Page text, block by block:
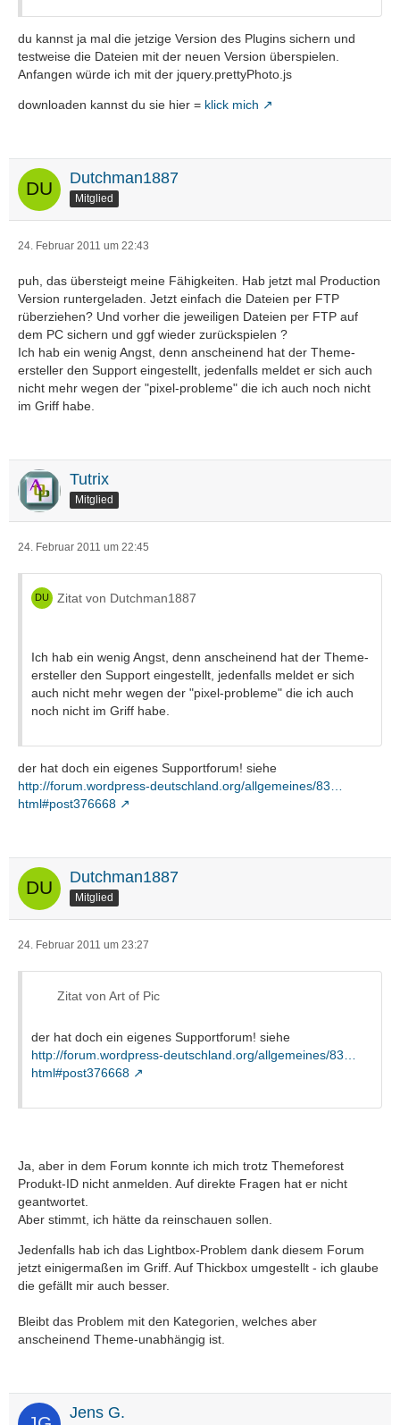
du kannst ja mal die jetzige Version des Plugins sichern und
testweise die Dateien mit der neuen Version überspielen.
Anfangen würde ich mit der jquery.prettyPhoto.js
downloaden kannst du sie hier = klick mich
Dutchman1887
Mitglied
24. Februar 2011 um 22:43
puh, das übersteigt meine Fähigkeiten. Hab jetzt mal Production
Version runtergeladen. Jetzt einfach die Dateien per FTP
rüberziehen? Und vorher die jeweiligen Dateien per FTP auf
dem PC sichern und ggf wieder zurückspielen ?
Ich hab ein wenig Angst, denn anscheinend hat der Theme-
ersteller den Support eingestellt, jedenfalls meldet er sich auch
nicht mehr wegen der "pixel-probleme" die ich auch noch nicht
im Griff habe.
Tutrix
Mitglied
24. Februar 2011 um 22:45
Zitat von Dutchman1887
Ich hab ein wenig Angst, denn anscheinend hat der Theme-
ersteller den Support eingestellt, jedenfalls meldet er sich
auch nicht mehr wegen der "pixel-probleme" die ich auch
noch nicht im Griff habe.
der hat doch ein eigenes Supportforum! siehe
http://forum.wordpress-deutschland.org/allgemeines/83…
html#post376668
Dutchman1887
Mitglied
24. Februar 2011 um 23:27
Zitat von Art of Pic
der hat doch ein eigenes Supportforum! siehe
http://forum.wordpress-deutschland.org/allgemeines/83…
html#post376668
Ja, aber in dem Forum konnte ich mich trotz Themeforest
Produkt-ID nicht anmelden. Auf direkte Fragen hat er nicht
geantwortet.
Aber stimmt, ich hätte da reinschauen sollen.
Jedenfalls hab ich das Lightbox-Problem dank diesem Forum
jetzt einigermaßen im Griff. Auf Thickbox umgestellt - ich glaube
die gefällt mir auch besser.
Bleibt das Problem mit den Kategorien, welches aber
anscheinend Theme-unabhängig ist.
Jens G.